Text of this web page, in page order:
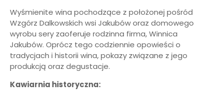
Wyśmienite wina pochodzące z położonej pośród
Wzgórz Dalkowskich wsi Jakubów oraz domowego
wyrobu sery zaoferuje rodzinna firma, Winnica
Jakubów. Oprócz tego codziennie opowieści o
tradycjach i historii wina, pokazy związane z jego
produkcją oraz degustacje.
Kawiarnia historyczna: